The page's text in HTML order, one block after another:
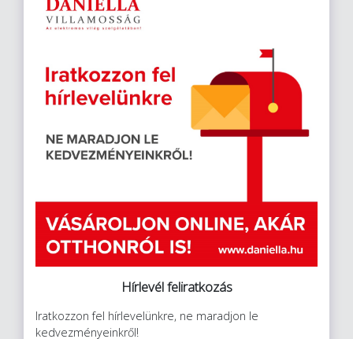
Hírlevél feliratkozás
Iratkozzon fel hírlevelünkre, ne maradjon le
kedvezményeinkről!